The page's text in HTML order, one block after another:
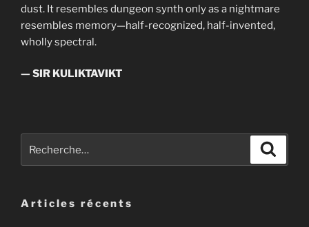
dust. It resembles dungeon synth only as a nightmare
resembles memory—half-recognized, half-invented,
wholly spectral.
— SIR KULIKTAVIKT
pour
Articles récents